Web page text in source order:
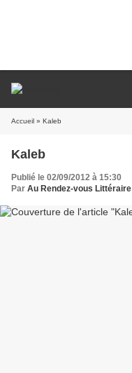
Accueil » Kaleb
Kaleb
Publié le 02/09/2012 à 15:30
Par Au Rendez-vous Littéraire